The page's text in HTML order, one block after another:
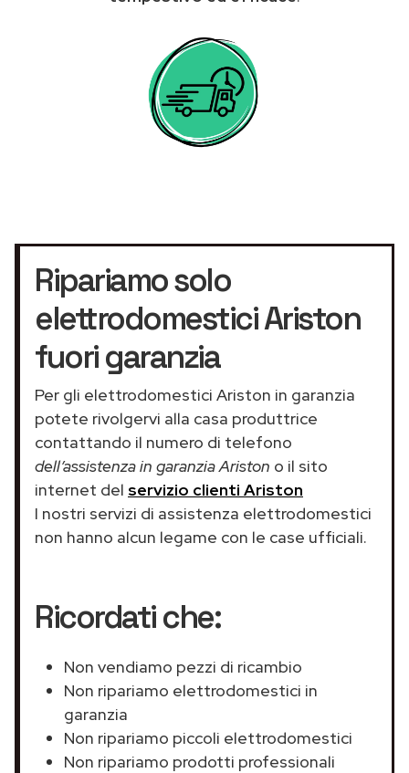
Ripariamo solo
elettrodomestici Ariston
fuori garanzia
Per gli elettrodomestici Ariston in garanzia
potete rivolgervi alla casa produttrice
contattando il numero di telefono
dell’assistenza in garanzia Ariston o il sito
internet del servizio clienti Ariston
I nostri servizi di assistenza elettrodomestici
non hanno alcun legame con le case ufficiali.
Ricordati che:
Non vendiamo pezzi di ricambio
Non ripariamo elettrodomestici in
garanzia
Non ripariamo piccoli elettrodomestici
Non ripariamo prodotti professionali